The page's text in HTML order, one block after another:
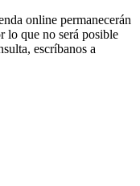
online permanecerán
lo que no será posible
escríbanos a